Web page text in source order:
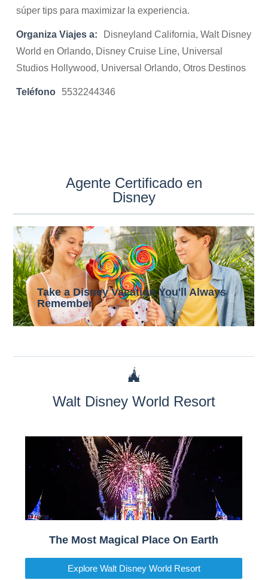
súper tips para maximizar la experiencia.
Organiza Viajes a:
Disneyland California, Walt Disney
World en Orlando, Disney Cruise Line, Universal
Studios Hollywood, Universal Orlando, Otros Destinos
Teléfono 5532244346